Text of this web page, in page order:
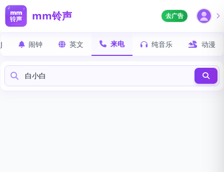
mm铃声 去广告
闹钟 英文 来电 纯音乐 动漫